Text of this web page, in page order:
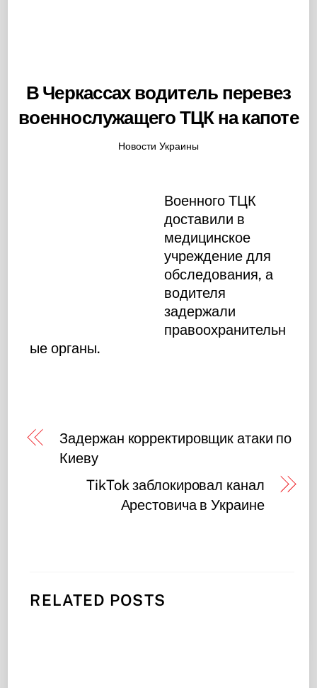
В Черкассах водитель перевез
военнослужащего ТЦК на капоте
Новости Украины
Военного ТЦК
доставили в
медицинское
учреждение для
обследования, а
водителя
задержали
правоохранительн
ые органы.
Задержан корректировщик атаки по
Киеву
TikTok заблокировал канал
Арестовича в Украине
RELATED POSTS